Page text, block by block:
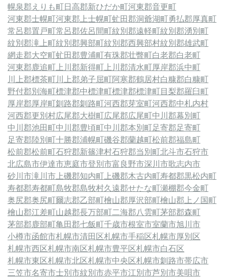
幌泉郡えりも町日高郡新ひだか町河東郡音更町
河東郡士幌町河東郡上士幌町虻田郡洞爺湖町勇払郡厚真町
常呂郡置戸町常呂郡佐呂間町紋別郡遠軽町紋別郡湧別町
紋別郡滝上町紋別郡興部町紋別郡西興部村紋別郡雄武町
網走郡大空町虻田郡豊浦町有珠郡壮瞥町白老郡白老町
河東郡鹿追町上川郡新得町上川郡清水町厚岸郡浜中町
川上郡標茶町川上郡弟子屈町阿寒郡鶴居村白糠郡白糠町
野付郡別海町標津郡中標津町標津郡標津町目梨郡羅臼町
厚岸郡厚岸町釧路郡釧路町河西郡芽室町河西郡中札内村
河西郡更別村広尾郡大樹町広尾郡広尾町中川郡幕別町
中川郡池田町中川郡豊頃町中川郡本別町足寄郡足寄町
足寄郡陸別町十勝郡浦幌町磯谷郡蘭越町松前郡福島町
松前郡松前町石狩郡新篠津村石狩郡当別町北斗市石狩市
北広島市伊達市恵庭市登別市富良野市深川市歌志内市
砂川市滝川市上磯郡知内町上磯郡木古内町寿都郡黒松内町
寿都郡寿都町島牧郡島牧村久遠郡せたな町瀬棚郡今金町
奥尻郡奥尻町爾志郡乙部町檜山郡厚沢部町檜山郡上ノ国町
檜山郡江差町山越郡長万部町二海郡八雲町茅部郡森町
茅部郡鹿部町亀田郡七飯町千歳市根室市室蘭市旭川市
小樽市函館市札幌市清田区札幌市手稲区札幌市厚別区
札幌市西区札幌市南区札幌市豊平区札幌市白石区
札幌市東区札幌市北区札幌市中央区札幌市釧路市帯広市
三笠市名寄市士別市紋別市赤平市江別市芦別市美唄市